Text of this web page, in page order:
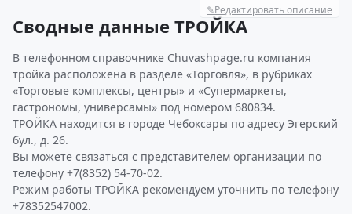
✎Редактировать описание
Сводные данные ТРОЙКА
В телефонном справочнике Chuvashpage.ru компания
тройка расположена в разделе «Торговля», в рубриках
«Торговые комплексы, центры» и «Супермаркеты,
гастрономы, универсамы» под номером 680834.
ТРОЙКА находится в городе Чебоксары по адресу Эгерский
бул., д. 26.
Вы можете связаться с представителем организации по
телефону +7(8352) 54-70-02.
Режим работы ТРОЙКА рекомендуем уточнить по телефону
+78352547002.